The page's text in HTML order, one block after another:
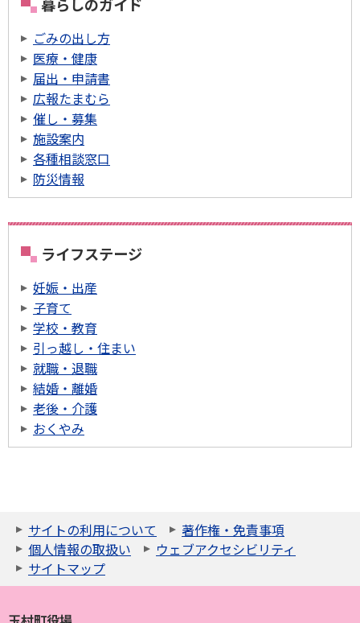
暮らしのガイド
ごみの出し方
医療・健康
届出・申請書
広報たまむら
催し・募集
施設案内
各種相談窓口
防災情報
ライフステージ
妊娠・出産
子育て
学校・教育
引っ越し・住まい
就職・退職
結婚・離婚
老後・介護
おくやみ
サイトの利用について
著作権・免責事項
個人情報の取扱い
ウェブアクセシビリティ
サイトマップ